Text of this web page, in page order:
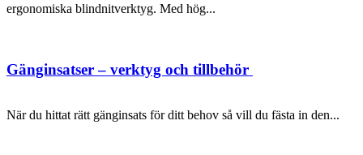
ergonomiska blindnitverktyg. Med hög...
Gänginsatser – verktyg och tillbehör
När du hittat rätt gänginsats för ditt behov så vill du fästa in den...